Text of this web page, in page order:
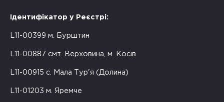
Ідентифікатор у Реєстрі:
L11-00399 м. Бурштин
L11-00887 смт. Верховина, м. Косів
L11-00915 с. Мала Тур'я (Долина)
L11-01203 м. Яремче